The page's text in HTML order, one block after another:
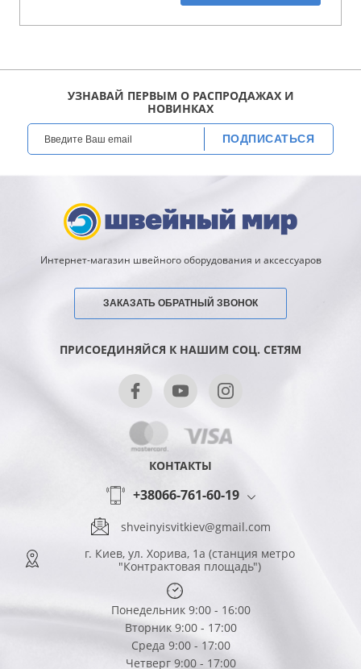
УЗНАВАЙ ПЕРВЫМ О РАСПРОДАЖАХ И
НОВИНКАХ
ПОДПИСАТЬСЯ
Интернет-магазин швейного оборудования и аксессуаров
ЗАКАЗАТЬ ОБРАТНЫЙ ЗВОНОК
ПРИСОЕДИНЯЙСЯ К НАШИМ СОЦ. СЕТЯМ
КОНТАКТЫ
+38066-761-60-19
shveinyisvitkiev@gmail.com
г. Киев, ул. Хорива, 1а (станция метро
"Контрактовая площадь")
Понедельник 9:00 - 16:00
Вторник 9:00 - 17:00
Среда 9:00 - 17:00
Четверг 9:00 - 17:00